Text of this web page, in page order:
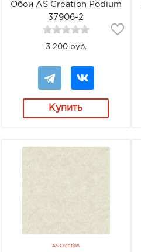
Обои AS Creation Podium
37906-2
3 200 руб.
Купить
AS Creation